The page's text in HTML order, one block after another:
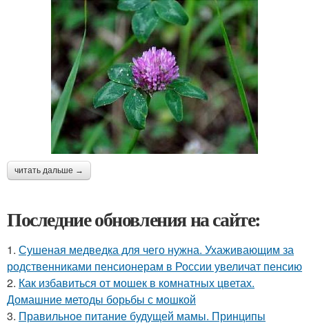
читать дальше →
Последние обновления на сайте:
1. Сушеная медведка для чего нужна. Ухаживающим за
родственниками пенсионерам в России увеличат пенсию
2. Как избавиться от мошек в комнатных цветах.
Домашние методы борьбы с мошкой
3. Правильное питание будущей мамы. Принципы